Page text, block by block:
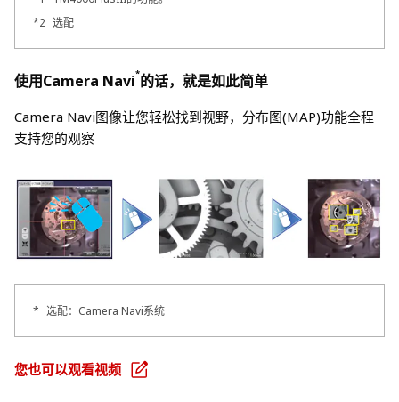
*2 选配
使用Camera Navi*的话，就是如此简单
Camera Navi图像让您轻松找到视野，分布图(MAP)功能全程
支持您的观察
* 选配：Camera Navi系统
您也可以观看视频